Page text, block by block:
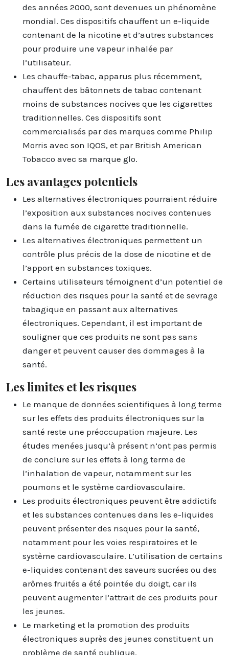
des années 2000, sont devenues un phénomène
mondial. Ces dispositifs chauffent un e-liquide
contenant de la nicotine et d’autres substances
pour produire une vapeur inhalée par
l’utilisateur.
Les chauffe-tabac, apparus plus récemment,
chauffent des bâtonnets de tabac contenant
moins de substances nocives que les cigarettes
traditionnelles. Ces dispositifs sont
commercialisés par des marques comme Philip
Morris avec son IQOS, et par British American
Tobacco avec sa marque glo.
Les avantages potentiels
Les alternatives électroniques pourraient réduire
l’exposition aux substances nocives contenues
dans la fumée de cigarette traditionnelle.
Les alternatives électroniques permettent un
contrôle plus précis de la dose de nicotine et de
l’apport en substances toxiques.
Certains utilisateurs témoignent d’un potentiel de
réduction des risques pour la santé et de sevrage
tabagique en passant aux alternatives
électroniques. Cependant, il est important de
souligner que ces produits ne sont pas sans
danger et peuvent causer des dommages à la
santé.
Les limites et les risques
Le manque de données scientifiques à long terme
sur les effets des produits électroniques sur la
santé reste une préoccupation majeure. Les
études menées jusqu’à présent n’ont pas permis
de conclure sur les effets à long terme de
l’inhalation de vapeur, notamment sur les
poumons et le système cardiovasculaire.
Les produits électroniques peuvent être addictifs
et les substances contenues dans les e-liquides
peuvent présenter des risques pour la santé,
notamment pour les voies respiratoires et le
système cardiovasculaire. L’utilisation de certains
e-liquides contenant des saveurs sucrées ou des
arômes fruités a été pointée du doigt, car ils
peuvent augmenter l’attrait de ces produits pour
les jeunes.
Le marketing et la promotion des produits
électroniques auprès des jeunes constituent un
problème de santé publique.